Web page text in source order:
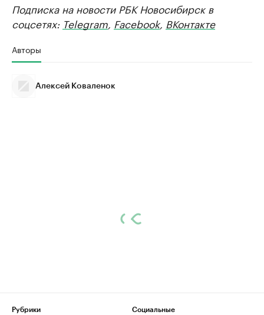
Подписка на новости РБК Новосибирск в
соцсетях: Telegram Facebook, ВКонтакте
Авторы
Алексей Коваленок
Рубрики
Социальные